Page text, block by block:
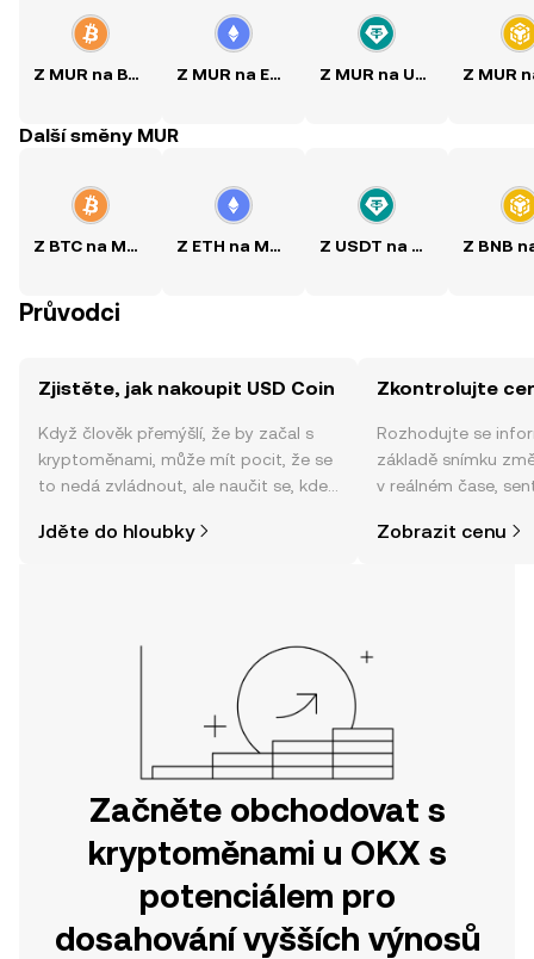
Z MUR na BTC Z MUR na ETH Z MUR na USDT
Další směny MUR
Z BTC na MUR Z ETH na MUR Z USDT na MUR
Průvodci
Zjistěte, jak nakoupit USD Coin
Když člověk přemýšlí, že by začal s
kryptoměnami, může mít pocit, že se
to nedá zvládnout, ale naučit se, kde
jednodušší, než si myslíte. Odstartujte
Jděte do hloubky
Zkontrolujte
Rozhodujte se
základě snímku
v reálném čase,
Zobrazit cenu
Začněte obchodovat s
kryptoměnami u OKX s
potenciálem pro
dosahování vyšších výnosů